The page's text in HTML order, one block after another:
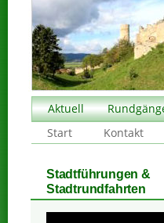
Aktuell
Start
Kontakt
Stadtführungen &
Stadtrundfahrten